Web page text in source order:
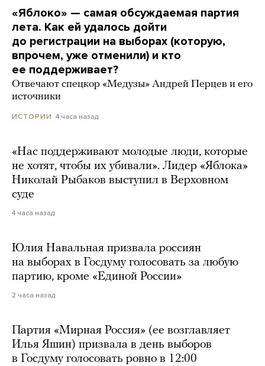
«Яблоко» — самая обсуждаемая партия
лета. Как ей удалось дойти
до регистрации на выборах (которую,
впрочем, уже отменили) и кто
ее поддерживает?
Отвечают спецкор «Медузы» Андрей Перцев и его
источники
ИСТОРИИ 4 часа назад
«Нас поддерживают молодые люди, которые
не хотят, чтобы их убивали». Лидер «Яблока»
Николай Рыбаков выступил в Верховном
суде
4 часа назад
Юлия Навальная призвала россиян
на выборах в Госдуму голосовать за любую
партию, кроме «Единой России»
2 часа назад
Партия «Мирная Россия» (ее возглавляет
Илья Яшин) призвала в день выборов
в Госдуму голосовать ровно в 12:00